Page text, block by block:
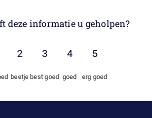
deze informatie u geholpen?
beetje best goed goed erg goed